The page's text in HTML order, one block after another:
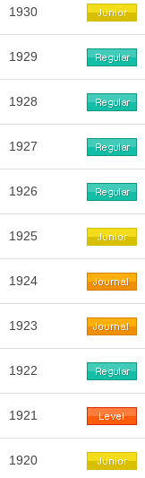
1930
1929
1928
1927
1926
1925
1924
1923
1922
1921
1920